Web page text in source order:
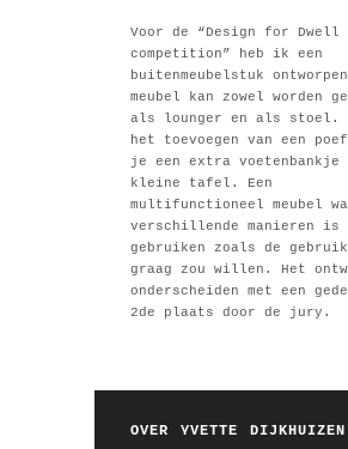
Voor de “Design for Dwell
competition” heb ik een
buitenmeubelstuk
meubel kan zowel worden
als lounger en als stoel.
het toevoegen van een
je een extra voetenbankje
kleine tafel. Een
multifunctioneel meubel
verschillende manieren is
gebruiken zoals de
graag zou willen. Het
onderscheiden met een
2de plaats door de jury.
OVER YVETTE DIJKHUIZEN